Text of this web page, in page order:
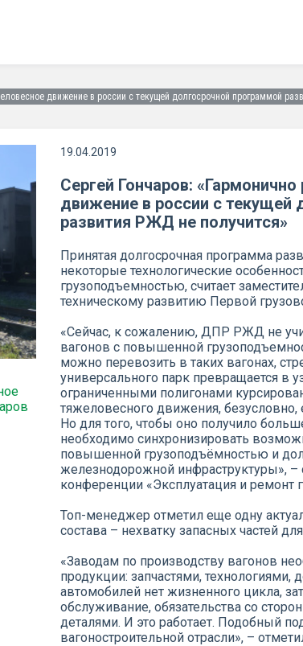
движение в россии с текущей долгосрочной программой
19.04.2019
Сергей Гончаров:
движение в россии с текущей
развития РЖД не получится»
Принятая долгосрочная программа
некоторые технологические
грузоподъемностью, считает
техническому развитию Первой
«Сейчас, к сожалению, ДПР РЖД не
вагонов с повышенной
можно перевозить в таких вагонах,
универсального парк превращается в
ограниченными полигонами
тяжеловесного движения,
Но для того, чтобы оно получило
необходимо синхронизировать
повышенной грузоподъёмностью и
железнодорожной инфраструктуры», –
конференции «Эксплуатация и ремонт
Топ-менеджер отметил еще одну
состава – нехватку запасных частей
«Заводам по производству вагонов
продукции: запчастями,
автомобилей нет жизненного цикла,
обслуживание, обязательства со
деталями. И это работает. Подобный
вагоностроительной отрасли», –